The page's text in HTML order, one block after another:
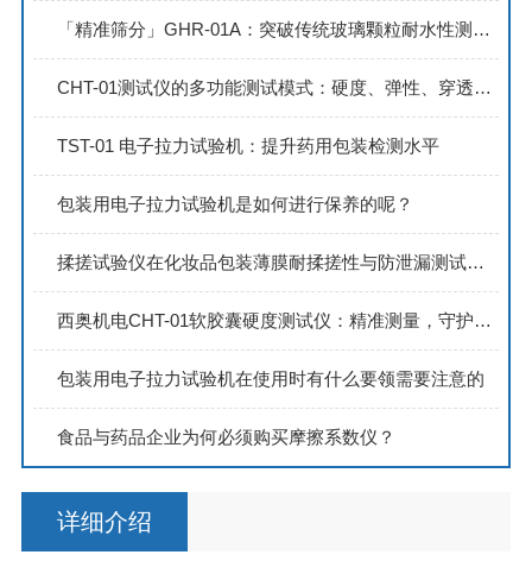
「精准筛分」GHR-01A：突破传统玻璃颗粒耐水性测试的效率与精度极限
CHT-01测试仪的多功能测试模式：硬度、弹性、穿透力与压缩强度全面解析
TST-01 电子拉力试验机：提升药用包装检测水平
包装用电子拉力试验机是如何进行保养的呢？
揉搓试验仪在化妆品包装薄膜耐揉搓性与防泄漏测试中的应用分析
西奥机电CHT-01软胶囊硬度测试仪：精准测量，守护软胶囊品质新高度
包装用电子拉力试验机在使用时有什么要领需要注意的
食品与药品企业为何必须购买摩擦系数仪？
详细介绍